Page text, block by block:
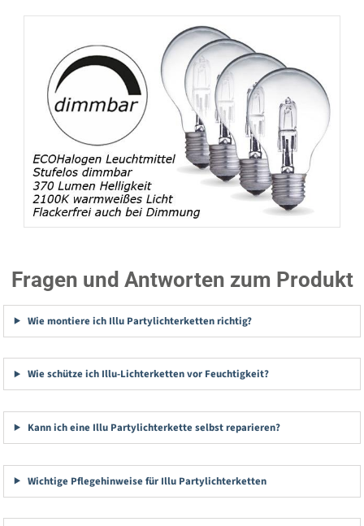
Fragen und Antworten zum Produkt
Wie montiere ich Illu Partylichterketten richtig?
Wie schütze ich Illu-Lichterketten vor Feuchtigkeit?
Kann ich eine Illu Partylichterkette selbst reparieren?
Wichtige Pflegehinweise für Illu Partylichterketten